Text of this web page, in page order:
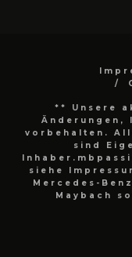
** Unsere
Änderungen,
vorbehalten.
sind
siehe
Mercedes-
Maybach